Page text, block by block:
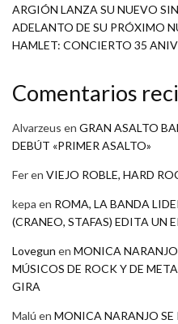
ARGIÓN LANZA SU NUEVO
ADELANTO DE SU PRÓXIMO
HAMLET: CONCIERTO 35
Comentarios
Alvarzeus en GRAN ASALTO
DEBÚT «PRIMER ASALTO»
Feren VIEJO ROBLE, HARD
kepa en ROMA, LA BANDA
(CRANEO, STAFAS) EDITA UN
Lovegun en MONICA NARANJO
MÚSICOS DE ROCK Y DE
GIRA
Malú en MONICA NARANJO SE